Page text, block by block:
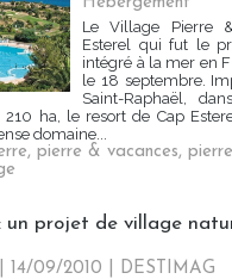
Le Village Pierre
Esterel qui fut le
intégré à la mer en
le 18 septembre.
Saint-Raphaël,
210 ha, le resort de Cap
domaine...
, pierre & vacances,
un projet de village
14/09/2010
DESTIMAG